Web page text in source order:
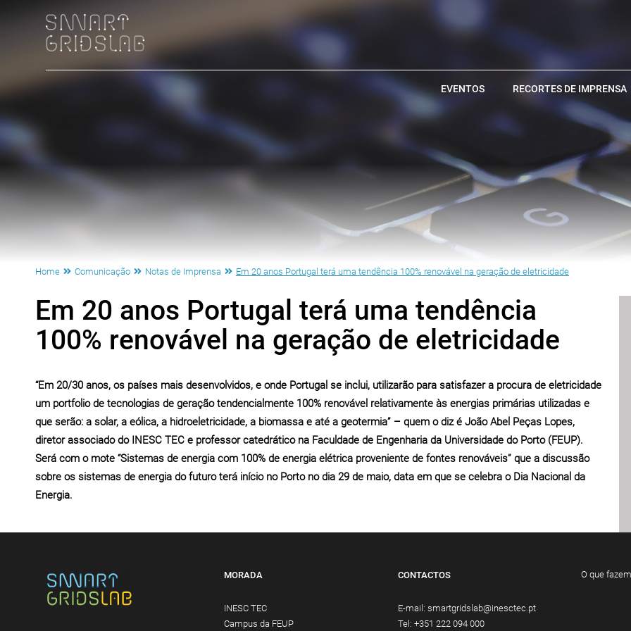
EVENTOS RECORTES DE IMPRENSA
Home Comunicação Notas de Imprensa Em 20 anos Portugal terá uma tendência 100% renovável na geração de eletricidade
Em 20 anos Portugal terá uma tendência
100% renovável na geração de eletricidade
“Em 20/30 anos, os países mais desenvolvidos, e onde Portugal se inclui, utilizarão para satisfazer a procura de eletricidade
um portfolio de tecnologias de geração tendencialmente 100% renovável relativamente às energias primárias utilizadas e
que serão: a solar, a eólica, a hidroeletricidade, a biomassa e até a geotermia” – quem o diz é João Abel Peças Lopes,
diretor associado do INESC TEC e professor catedrático na Faculdade de Engenharia da Universidade do Porto (FEUP).
Será com o mote “Sistemas de energia com 100% de energia elétrica proveniente de fontes renováveis” que a discussão
sobre os sistemas de energia do futuro terá início no Porto no dia 29 de maio, data em que se celebra o Dia Nacional da
Energia.
MORADA
INESC TEC
Campus da FEUP
CONTACTOS
E-mail: smartgridslab@inesctec.pt
Tel: +351 222 094 000
O que